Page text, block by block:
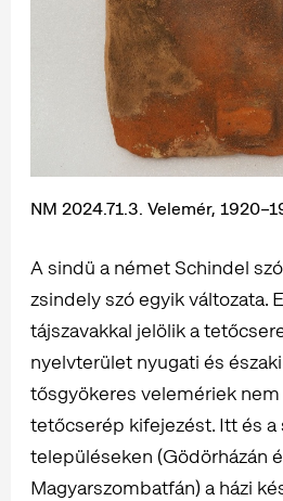
NM 2024.71.3. Velemér,
A sindü a német Schindel
zsindely szó egyik változata.
tájszavakkal jelölik a
nyelvterület nyugati és
tősgyökeres velemériek nem
tetőcserép kifejezést. Itt és a
településeken (Gödörházán
Magyarszombatfán) a házi